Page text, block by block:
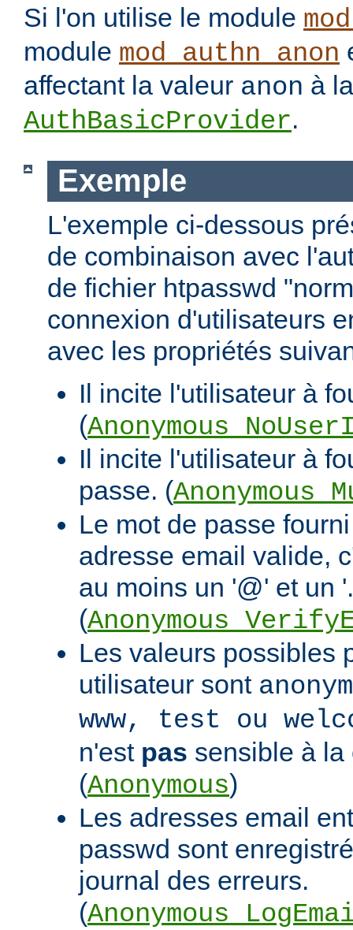
Si l'on utilise le module
module mod_authn_anon
affectant la valeur anon à
AuthBasicProvider.
Exemple
L'exemple ci-dessous
de combinaison avec
de fichier htpasswd
connexion d'utilisateurs
avec les propriétés
Il incite l'utilisateur à
(
Il incite l'utilisateur à
passe. (
Le mot de passe
adresse email valide,
au moins un '@' et un
(
Les valeurs possibles
utilisateur sont
www, test ou
n'est pas sensible à la
(Anonymous)
Les adresses email
passwd sont
journal des erreurs.
(